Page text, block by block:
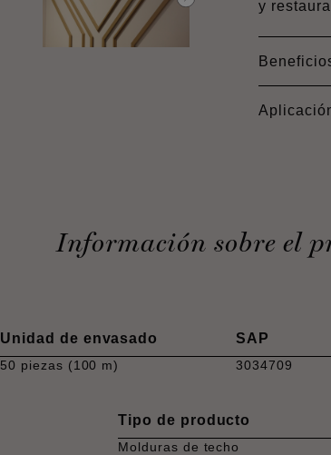
y
Información sobre el
Unidad de envasado
50 piezas (100 m)
SAP
3034709
Tipo de producto
Molduras de techo